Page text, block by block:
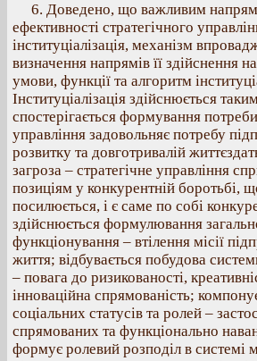
6. Доведено, що важливим
ефективності стратегічного
інституціалізація, механізм
визначення напрямів її здійснення
умови, функції та алгоритм
Інституціалізація здійснюється
спостерігається формування
управління задовольняє потребу
розвитку та довготривалій
загроза – стратегічне управління
позиціям у конкурентній боротьбі,
посилюється, і є саме по собі
здійснюється формулювання
функціонування – втілення місії
життя; відбувається побудова
– повага до ризикованості,
інноваційна спрямованість;
соціальних статусів та ролей –
спрямованих та функціонально
формує ролевий розподіл в системі